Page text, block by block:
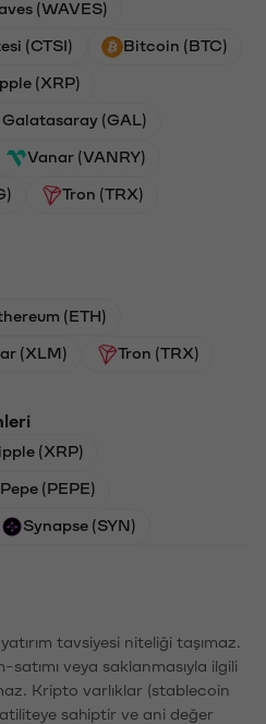
(WAVES)
(CTSI) Bitcoin (BTC)
(XRP)
Galatasaray (GAL)
Vanar (VANRY)
Tron (TRX)
(ETH)
(XLM) Tron (TRX)
(XRP)
Pepe (PEPE)
Synapse (SYN)
tavsiyesi niteliği taşımaz.
satımı veya saklanmasıyla ilgili
Kripto varlıklar (stablecoin
sahiptir ve ani değer